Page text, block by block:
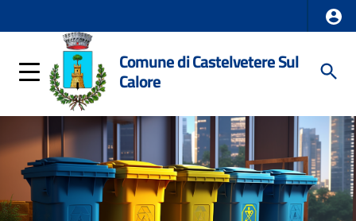
Comune di Castelvetere Sul
Calore